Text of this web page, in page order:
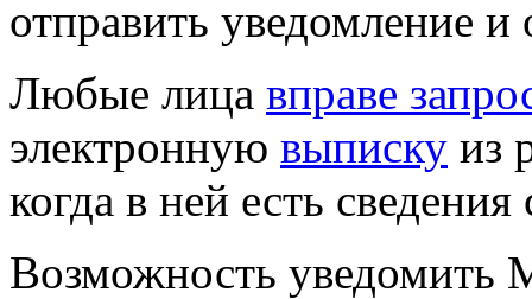
отправить уведомление
Любые лица вправе
электронную выписку из
когда в ней есть
Возможность уведомить